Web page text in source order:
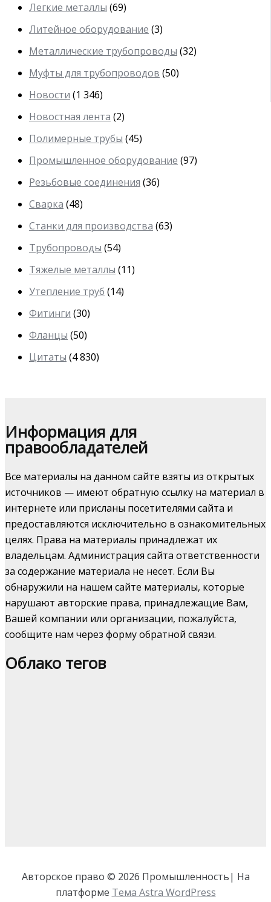
Легкие металлы (69)
Литейное оборудование (3)
Металлические трубопроводы (32)
Муфты для трубопроводов (50)
Новости (1 346)
Новостная лента (2)
Полимерные трубы (45)
Промышленное оборудование (97)
Резьбовые соединения (36)
Сварка (48)
Станки для производства (63)
Трубопроводы (54)
Тяжелые металлы (11)
Утепление труб (14)
Фитинги (30)
Фланцы (50)
Цитаты (4 830)
Информация для
правообладателей
Все материалы на данном сайте взяты из открытых
источников — имеют обратную ссылку на материал в
интернете или присланы посетителями сайта и
предоставляются исключительно в ознакомительных
целях. Права на материалы принадлежат их
владельцам. Администрация сайта ответственности
за содержание материала не несет. Если Вы
обнаружили на нашем сайте материалы, которые
нарушают авторские права, принадлежащие Вам,
Вашей компании или организации, пожалуйста,
сообщите нам через форму обратной связи.
Облако тегов
Авторское право © 2026 Промышленность| На
платформе Тема Astra WordPress